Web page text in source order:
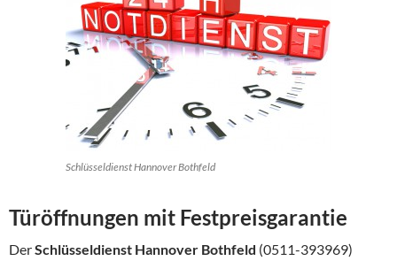
Schlüsseldienst Hannover Bothfeld
Türöffnungen mit Festpreisgarantie
DerSchlüsseldienst Hannover Bothfeld (0511-393969)